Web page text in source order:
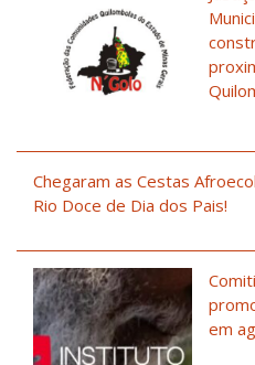
Chegaram as Cestas
Rio Doce de Dia dos Pais!
em